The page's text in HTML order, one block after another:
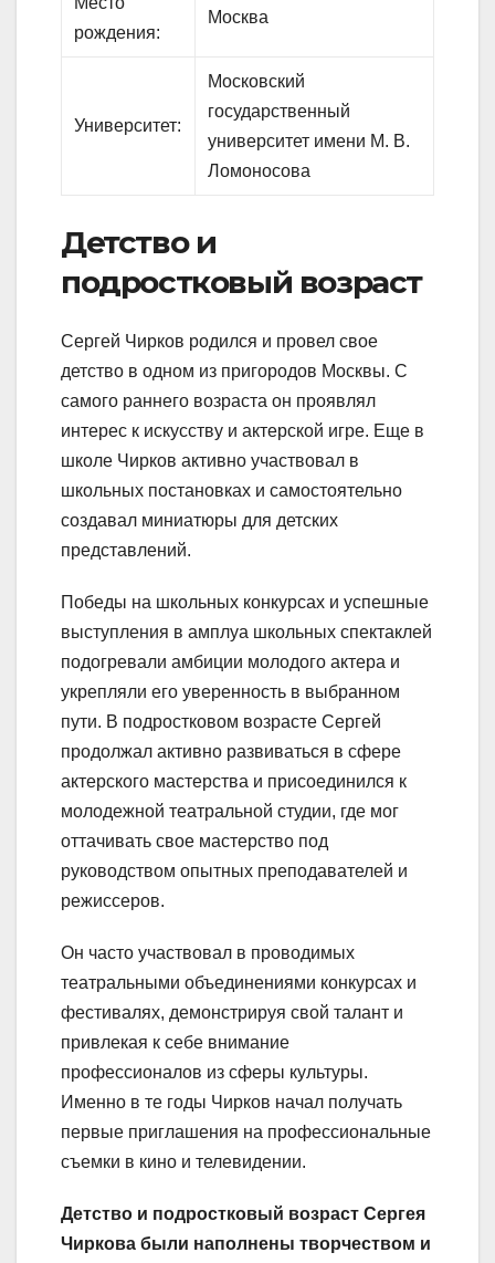
рождения:
Москва
Университет:
Московский
государственный
университет имени М. В.
Ломоносова
Детство и
подростковый возраст
Сергей Чирков родился и провел свое
детство в одном из пригородов Москвы. С
самого раннего возраста он проявлял
интерес к искусству и актерской игре. Еще в
школе Чирков активно участвовал в
школьных постановках и самостоятельно
создавал миниатюры для детских
представлений.
Победы на школьных конкурсах и успешные
выступления в амплуа школьных спектаклей
подогревали амбиции молодого актера и
укрепляли его уверенность в выбранном
пути. В подростковом возрасте Сергей
продолжал активно развиваться в сфере
актерского мастерства и присоединился к
молодежной театральной студии, где мог
оттачивать свое мастерство под
руководством опытных преподавателей и
режиссеров.
Он часто участвовал в проводимых
театральными объединениями конкурсах и
фестивалях, демонстрируя свой талант и
привлекая к себе внимание
профессионалов из сферы культуры.
Именно в те годы Чирков начал получать
первые приглашения на профессиональные
съемки в кино и телевидении.
Детство и подростковый возраст Сергея
Чиркова были наполнены творчеством и